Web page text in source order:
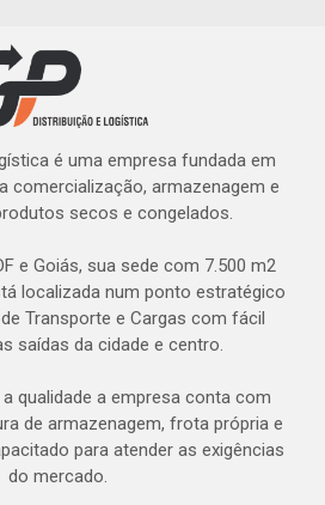
é uma empresa fundada em
comercialização, armazenagem e
secos e congelados.
e Goiás, sua sede com 7.500 m2
localizada num ponto estratégico
Transporte e Cargas com fácil
saídas da cidade e centro.
qualidade a empresa conta com
de armazenagem, frota própria e
para atender as exigências
do mercado.